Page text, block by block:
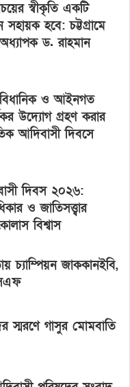
স্বীকৃতি একটি
সহায়ক হবে: চট্টগ্রামে
ড. রাহমান
ও আইনগত
উদ্যোগ গ্রহণ করার
আদিবাসী দিবসে
দিবস ২০২৬:
ও জাতিসত্ত্বার
বিশ্বাস
চ্যাম্পিয়ন জাককানইবি,
স্মরণে গাসুর মোমবাতি